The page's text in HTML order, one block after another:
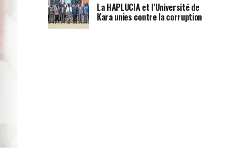
La HAPLUCIA et l’Université de
Kara unies contre la corruption